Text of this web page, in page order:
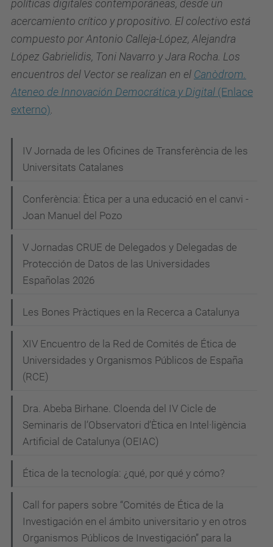
políticas digitales contemporáneas, desde un
acercamiento crítico y propositivo. El colectivo está
compuesto por Antonio Calleja-López, Alejandra
López Gabrielidis, Toni Navarro y Jara Rocha. Los
encuentros del Vector se realizan en el Canòdrom.
Ateneo de Innovación Democrática y Digital (Enlace
externo)
v
g
i
IV Jornada de les Oficines de Transferència de les
Universitats Catalanes
Conferència: Ètica per a una educació en el canvi -
Joan Manuel del Pozo
V Jornadas CRUE de Delegados y Delegadas de
Protección de Datos de las Universidades
Españolas 2026
Les Bones Pràctiques en la Recerca a Catalunya
XIV Encuentro de la Red de Comités de Ética de
Universidades y Organismos Públicos de España
(RCE)
Dra. Abeba Birhane. Cloenda del IV Cicle de
Seminaris de l’Observatori d’Ètica en Intel·ligència
Artificial de Catalunya (OEIAC)
Ética de la tecnología: ¿qué, por qué y cómo?
Call for papers sobre “Comités de Ética de la
Investigación en el ámbito universitario y en otros
Organismos Públicos de Investigación” para la